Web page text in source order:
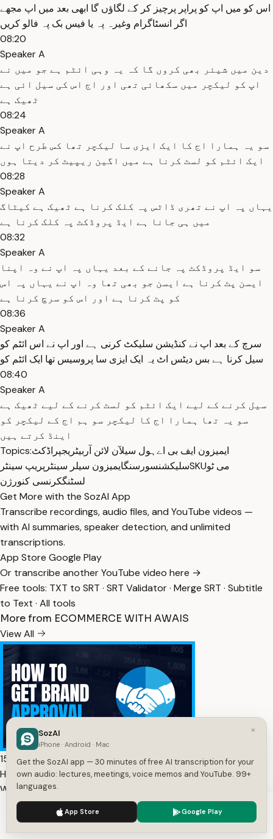
اس کو میں اپ کو پراپر پرچیز کر کے لگاؤں گا ابھی بعد میں اپ مجھے
اگر انسٹاگرام وغیرہ پہ یا فیس بک پہ فالو کریں
08:20
Speaker A
دین میں شیئر بھی کروں گا کہ یہ وہی ائٹم ہے جو میں نے
اپ کو لیکچر میں سکھائی تھی اور اج اس کی سیل ائی ہے
ٹھیک ہے
08:24
Speaker A
سو یہ ہمارا اج کا ایک ایزی سا لیکچر تھا کس طرح اپ نے
ایک ائٹم کو لسٹ کرنا ہے میں اگین ریپیٹ کر دیتا ہوں
08:28
Speaker A
یہاں پہ اپ نے تھری ڈاٹس پہ کلک کرنا ہے ٹھیک ہے کیٹاگ
میں ہی جانا ہے ایڈ پروڈکٹ پہ کلک کرنا ہے
08:32
Speaker A
سو ایڈ پروڈکٹ پہ جانے کے بعد یہاں پہ اپ نے وہ اپنا
ایسن پٹ کرنا ہے ایسن جو بھی تھا وہ اپ نے یہاں پہ اس
کو پٹ کرنا ہے اور اس کو سرچ کرنا ہے
08:36
Speaker A
سرچ کے بعد اپ نے کنڈیشن سلیکٹ کرنی ہے اور اپ نے اس ائٹم کو
سیل کرنا ہے بس دیٹس اٹ یہ ایک ایزی سا پروسیس تھا ایک ائٹم کو
08:40
Speaker A
سیل کرنے کے لیے ایک ائٹم کو لسٹ کرنے کے لیے ٹھیک ہے
سو یہ تھا ہمارا اج کا لیکچر سو ہم اج کے لیکچر کو
اینڈ کرتے ہیں
Topics:
ایمیزون ایف بی اے ہول سیلآن لائن آربیٹریجپراڈکٹ
سلیکشنسورسنگایمیزون سیلر سینٹر پریپ سینٹر SKUمی ٹو
لسٹنگکرنسی کنورژن
Get More with the SozAI App
Transcribe recordings, audio files, and YouTube videos —
with AI summaries, speaker detection, and unlimited
transcriptions.
App Store Google Play
Or transcribe another YouTube video here →
Free tools: TXT to SRT · SRT Validator· Merge SRT · Subtitle
to Text · All tools
More from ECOMMERCE WITH AWAIS
View All
15:02
HOW TO GET BRAND APPROVAL IN AMAZON FOR
WHOLESALE | STE… — Transcript
5,970
1 Ur
We use cookies to enhance your experience.
×
SozAI
iPhone · Android · Mac
Get the SozAI app — 30 minutes of free AI transcription for your
own audio: lectures, meetings, voice memos and YouTube. 99+
languages.
App Store Google Play